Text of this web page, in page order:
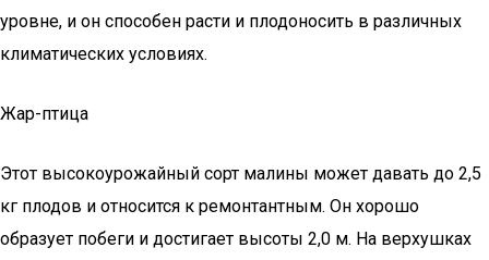
уровне, и он способен расти и плодоносить в различных
климатических условиях.
Жар-птица
Этот высокоурожайный сорт малины может давать до 2,5
кг плодов и относится к ремонтантным. Он хорошо
образует побеги и достигает высоты 2,0 м. На верхушках